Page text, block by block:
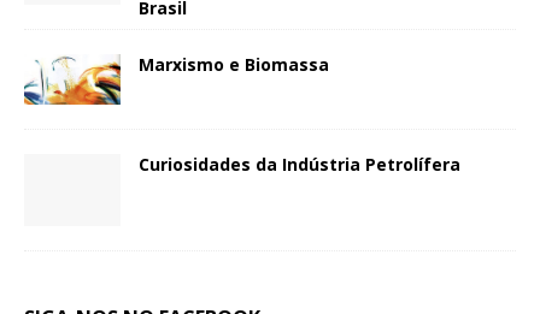
Brasil
Marxismo e Biomassa
Curiosidades da Indústria Petrolífera